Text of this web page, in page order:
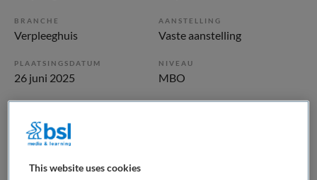
BRANCHE
Verpleeghuis
AANSTELLING
Vaste aanstelling
PLAATSINGSDATUM
26 juni 2025
NIVEAU
MBO
Starter
Vacature niet beschikbaar
This website uses cookies